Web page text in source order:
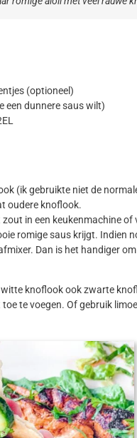
(optioneel)
een dunnere saus wilt)
(ik gebruikte niet de
oudere knoflook.
in een keukenmachine
romige saus krijgt. Indien
Dan is het handiger
knoflook ook zwarte
te voegen. Of gebruik